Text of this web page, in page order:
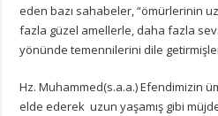
eden bazı sahabeler, “ömürlerinin
fazla güzel amellerle, daha fazla
yönünde temennilerini dile
Hz. Muhammed(s.a.a.) Efendimizin
elde ederek uzun yaşamış gibi